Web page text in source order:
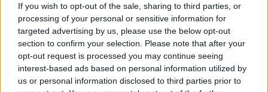
If you wish to opt-out of the sale, sharing to third parties, or
processing of your personal or sensitive information for
targeted advertising by us, please use the below opt-out
section to confirm your selection. Please note that after your
opt-out request is processed you may continue seeing
interest-based ads based on personal information utilized by
us or personal information disclosed to third parties prior to
Αναλυτικά οι πολλαπλές βραβεύσεις της
εταιρείας:
e-Απόδειξη – 3 Gold Βραβείαστις
κατηγορίεςΕπιχειρηματική Αξία &
Καινοτομία, Ψηφιακός